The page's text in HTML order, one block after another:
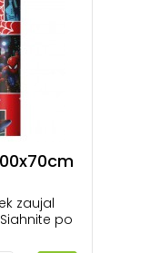
zaujal
po